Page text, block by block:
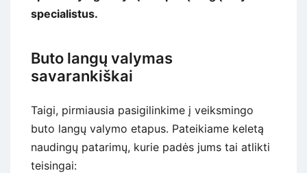
specialistus.
Buto langų valymas
savarankiškai
Taigi, pirmiausia pasigilinkime į veiksmingo
buto langų valymo etapus. Pateikiame keletą
naudingų patarimų, kurie padės jums tai atlikti
teisingai: